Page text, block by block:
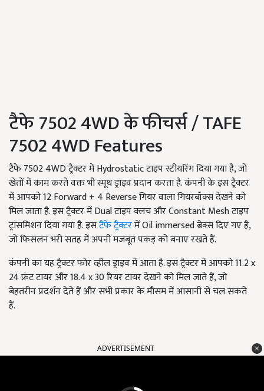
टैफे 7502 4WD के फीचर्स / TAFE
7502 4WD Features
टैफे 7502 4WD ट्रैक्टर में Hydrostatic टाइप स्टीयरिंग दिया गया है, जो
खेतों में काम करते वक्त भी स्मूथ ड्राइव प्रदान करता है. कंपनी के इस ट्रैक्टर
में आपको 12 Forward + 4 Reverse गियर वाला गियरबॉक्स देखने को
मिल जाता है. इस ट्रैक्टर में Dual टाइप क्लच और Constant Mesh टाइप
ट्रांसमिशन दिया गया है. इसटैफे ट्रैक्टरमें Oil immersed ब्रेक्स दिए गए है,
जो फिसलन भरी सतह में अपनी मजबूत पकड़ को बनाए रखते हैं.
कंपनी का यह ट्रैक्टर फोर व्हील ड्राइव में आता है. इस ट्रैक्टर में आपको 11.2 x
24 फ्रंट टायर और 18.4 x 30 रियर टायर देखने को मिल जाते हैं, जो
बेहतरीन प्रदर्शन देते हैं और सभी प्रकार के मौसम में आसानी से चल सकते
हैं.
ADVERTISEMENT